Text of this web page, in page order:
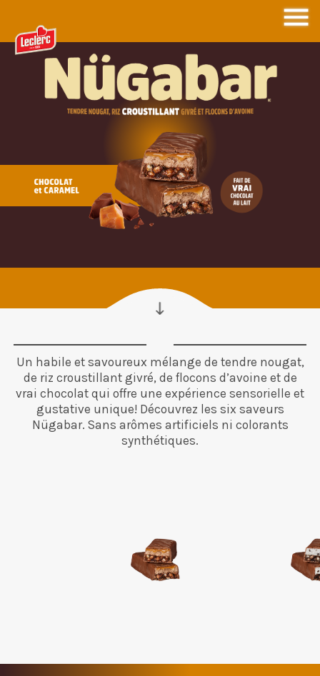
Un habile et savoureux mélange de tendre nougat,
de riz croustillant givré, de flocons d’avoine et de
vrai chocolat qui offre une expérience sensorielle et
gustative unique! Découvrez les six saveurs
Nügabar. Sans arômes artificiels ni colorants
synthétiques.